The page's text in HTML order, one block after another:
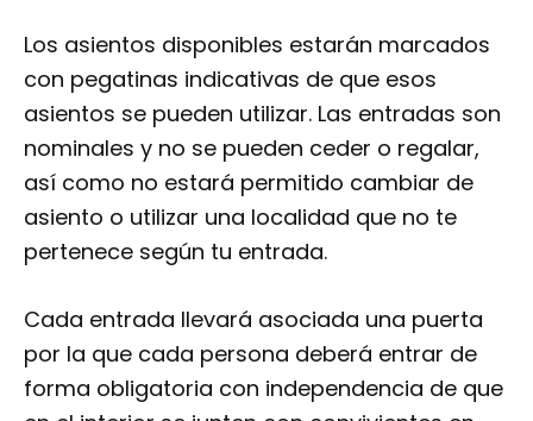
Los asientos disponibles estarán marcados
con pegatinas indicativas de que esos
asientos se pueden utilizar. Las entradas son
nominales y no se pueden ceder o regalar,
así como no estará permitido cambiar de
asiento o utilizar una localidad que no te
pertenece según tu entrada.
Cada entrada llevará asociada una puerta
por la que cada persona deberá entrar de
forma obligatoria con independencia de que